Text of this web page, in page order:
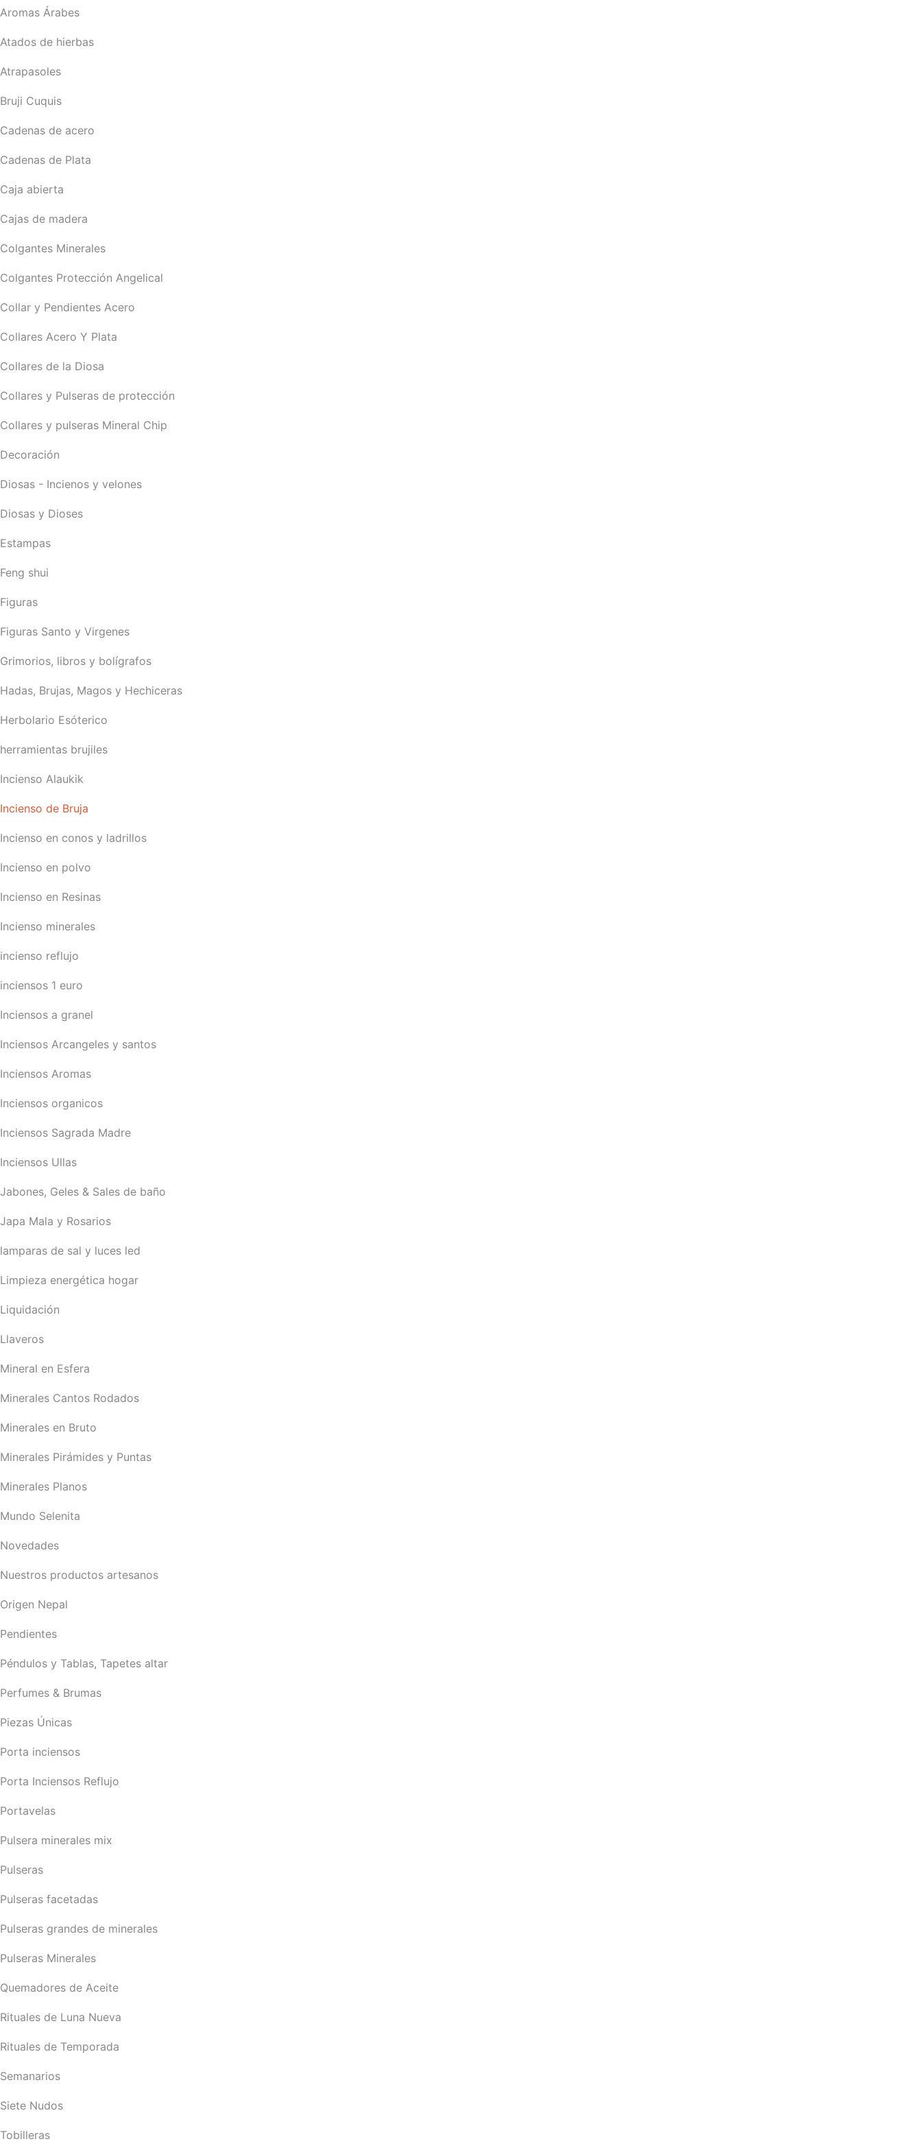
Aromas Árabes
Atados de hierbas
Atrapasoles
Bruji Cuquis
Cadenas de acero
Cadenas de Plata
Caja abierta
Cajas de madera
Colgantes Minerales
Colgantes Protección Angelical
Collar y Pendientes Acero
Collares Acero Y Plata
Collares de la Diosa
Collares y Pulseras de protección
Collares y pulseras Mineral Chip
Decoración
Diosas - Incienos y velones
Diosas y Dioses
Estampas
Feng shui
Figuras
Figuras Santo y Virgenes
Grimorios, libros y bolígrafos
Hadas, Brujas, Magos y Hechiceras
Herbolario Esóterico
herramientas brujiles
Incienso Alaukik
Incienso de Bruja
Incienso en conos y ladrillos
Incienso en polvo
Incienso en Resinas
Incienso minerales
incienso reflujo
inciensos 1 euro
Inciensos a granel
Inciensos Arcangeles y santos
Inciensos Aromas
Inciensos organicos
Inciensos Sagrada Madre
Inciensos Ullas
Jabones, Geles & Sales de baño
Japa Mala y Rosarios
lamparas de sal y luces led
Limpieza energética hogar
Liquidación
Llaveros
Mineral en Esfera
Minerales Cantos Rodados
Minerales en Bruto
Minerales Pirámides y Puntas
Minerales Planos
Mundo Selenita
Novedades
Nuestros productos artesanos
Origen Nepal
Pendientes
Péndulos y Tablas, Tapetes altar
Perfumes & Brumas
Piezas Únicas
Porta inciensos
Porta Inciensos Reflujo
Portavelas
Pulsera minerales mix
Pulseras
Pulseras facetadas
Pulseras grandes de minerales
Pulseras Minerales
Quemadores de Aceite
Rituales de Luna Nueva
Rituales de Temporada
Semanarios
Siete Nudos
Tobilleras